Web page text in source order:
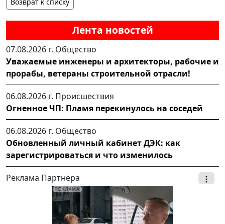
Лента новостей
07.08.2026 г. Общество
Уважаемые инженеры и архитекторы, рабочие и
прорабы, ветераны строительной отрасли!
06.08.2026 г. Происшествия
Огненное ЧП: Пламя перекинулось на соседей
06.08.2026 г. Общество
Обновленный личный кабинет ДЭК: как
зарегистрироваться и что изменилось
Реклама Партнёра